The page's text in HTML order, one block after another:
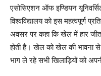
एसोसिएशन ऑफ इण्डियन
विश्वविद्यालय को इस महत्वपूर्ण
अवसर पर कहा कि खेल में हार जीत
होती है। खेल को खेल की भावना से
भाग ले रहे सभी खिलाड़ियों को